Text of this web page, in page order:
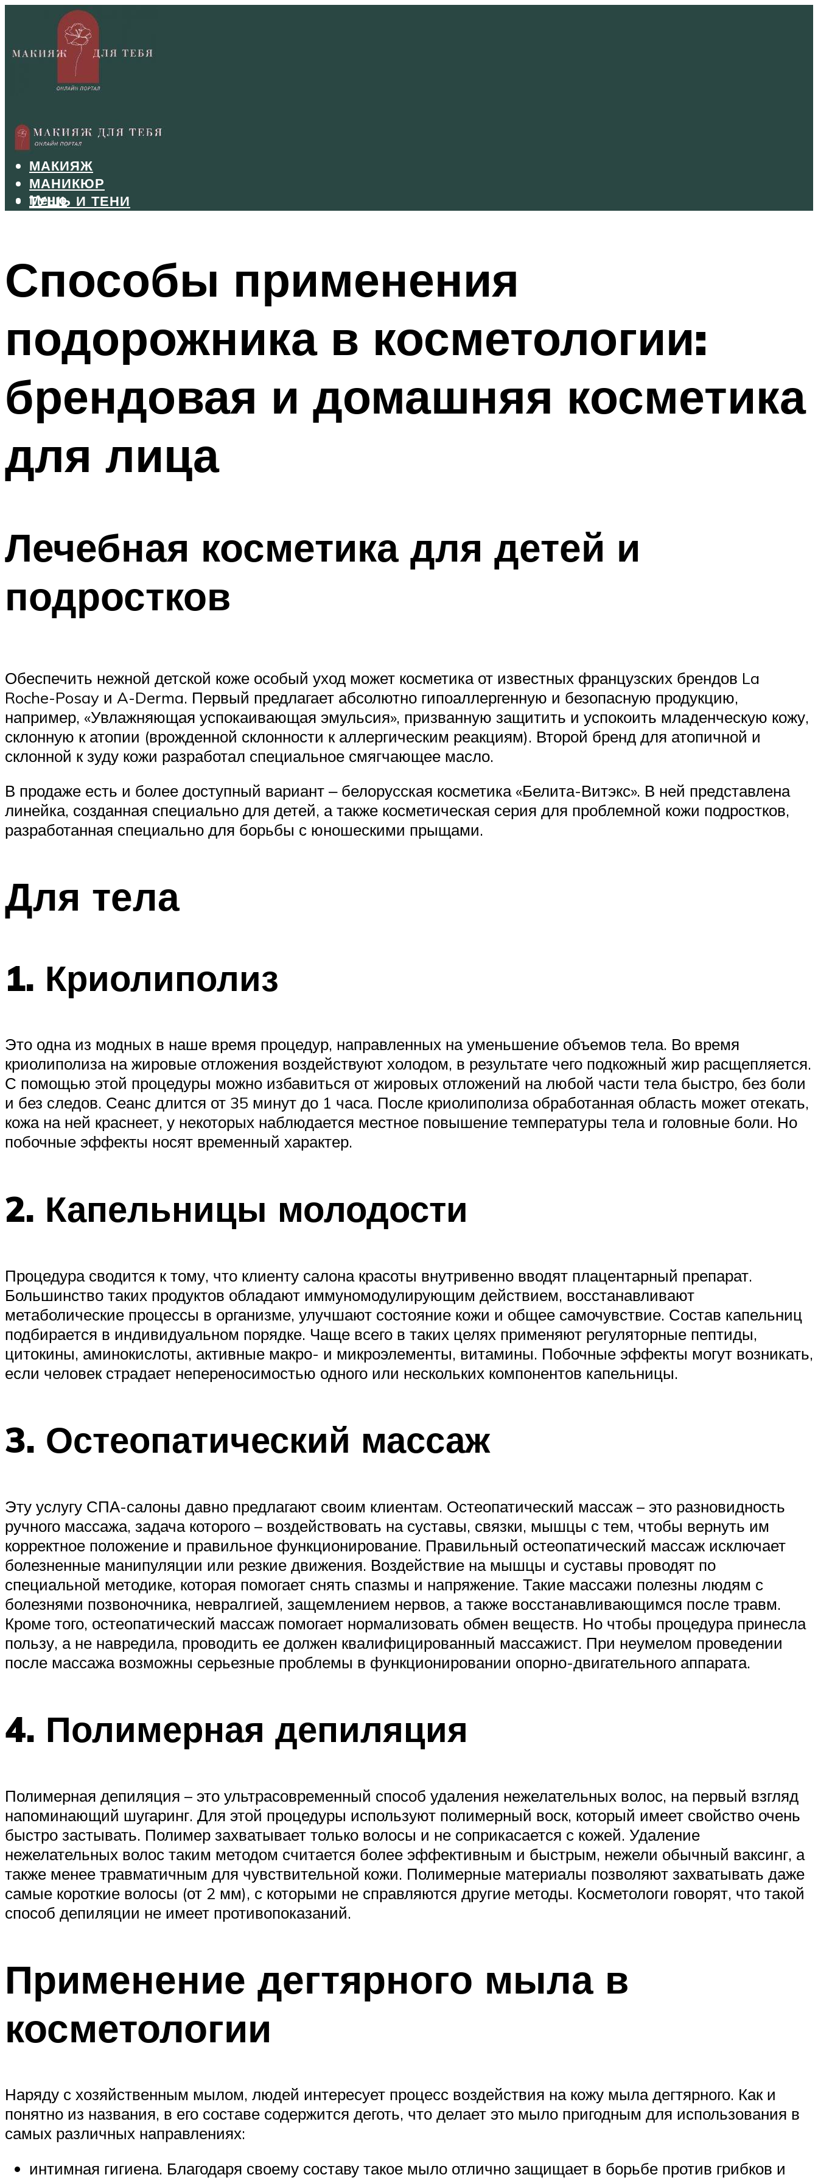
БРОВИ
ВОЛОСЫ
МАКИЯЖ
МАНИКЮР
ТУШЬ И ТЕНИ
Меню
Способы применения
подорожника в косметологии:
брендовая и домашняя косметика
для лица
Лечебная косметика для детей и
подростков
Обеспечить нежной детской коже особый уход может косметика от известных французских брендов La
Roche-Posay и A-Derma. Первый предлагает абсолютно гипоаллергенную и безопасную продукцию,
например, «Увлажняющая успокаивающая эмульсия», призванную защитить и успокоить младенческую кожу,
склонную к атопии (врожденной склонности к аллергическим реакциям). Второй бренд для атопичной и
склонной к зуду кожи разработал специальное смягчающее масло.
В продаже есть и более доступный вариант ‒ белорусская косметика «Белита-Витэкс». В ней представлена
линейка, созданная специально для детей, а также косметическая серия для проблемной кожи подростков,
разработанная специально для борьбы с юношескими прыщами.
Для тела
1. Криолиполиз
Это одна из модных в наше время процедур, направленных на уменьшение объемов тела. Во время
криолиполиза на жировые отложения воздействуют холодом, в результате чего подкожный жир расщепляется.
С помощью этой процедуры можно избавиться от жировых отложений на любой части тела быстро, без боли
и без следов. Сеанс длится от 35 минут до 1 часа. После криолиполиза обработанная область может отекать,
кожа на ней краснеет, у некоторых наблюдается местное повышение температуры тела и головные боли. Но
побочные эффекты носят временный характер.
2. Капельницы молодости
Процедура сводится к тому, что клиенту салона красоты внутривенно вводят плацентарный препарат.
Большинство таких продуктов обладают иммуномодулирующим действием, восстанавливают
метаболические процессы в организме, улучшают состояние кожи и общее самочувствие. Состав капельниц
подбирается в индивидуальном порядке. Чаще всего в таких целях применяют регуляторные пептиды,
цитокины, аминокислоты, активные макро- и микроэлементы, витамины. Побочные эффекты могут возникать,
если человек страдает непереносимостью одного или нескольких компонентов капельницы.
3. Остеопатический массаж
Эту услугу СПА-салоны давно предлагают своим клиентам. Остеопатический массаж – это разновидность
ручного массажа, задача которого – воздействовать на суставы, связки, мышцы с тем, чтобы вернуть им
корректное положение и правильное функционирование. Правильный остеопатический массаж исключает
болезненные манипуляции или резкие движения. Воздействие на мышцы и суставы проводят по
специальной методике, которая помогает снять спазмы и напряжение. Такие массажи полезны людям с
болезнями позвоночника, невралгией, защемлением нервов, а также восстанавливающимся после травм.
Кроме того, остеопатический массаж помогает нормализовать обмен веществ. Но чтобы процедура принесла
пользу, а не навредила, проводить ее должен квалифицированный массажист. При неумелом проведении
после массажа возможны серьезные проблемы в функционировании опорно-двигательного аппарата.
4. Полимерная депиляция
Полимерная депиляция – это ультрасовременный способ удаления нежелательных волос, на первый взгляд
напоминающий шугаринг. Для этой процедуры используют полимерный воск, который имеет свойство очень
быстро застывать. Полимер захватывает только волосы и не соприкасается с кожей. Удаление
нежелательных волос таким методом считается более эффективным и быстрым, нежели обычный ваксинг, а
также менее травматичным для чувствительной кожи. Полимерные материалы позволяют захватывать даже
самые короткие волосы (от 2 мм), с которыми не справляются другие методы. Косметологи говорят, что такой
способ депиляции не имеет противопоказаний.
Применение дегтярного мыла в
косметологии
Наряду с хозяйственным мылом, людей интересует процесс воздействия на кожу мыла дегтярного. Как и
понятно из названия, в его составе содержится деготь, что делает это мыло пригодным для использования в
самых различных направлениях:
интимная гигиена. Благодаря своему составу такое мыло отлично защищает в борьбе против грибков и